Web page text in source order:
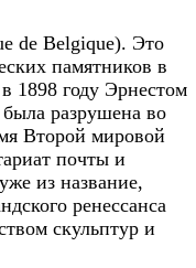
de Belgique). Это
памятников в
1898 году Эрнестом
разрушена во
Второй мировой
почты и
из название,
ренессанса
скульптур и